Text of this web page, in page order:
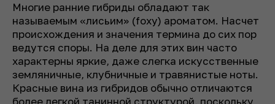
Многие ранние гибриды обладают так
называемым «лисьим» (foxy) ароматом. Насчет
происхождения и значения термина до сих пор
ведутся споры. На деле для этих вин часто
характерны яркие, даже слегка искусственные
земляничные, клубничные и травянистые ноты.
Красные вина из гибридов обычно отличаются